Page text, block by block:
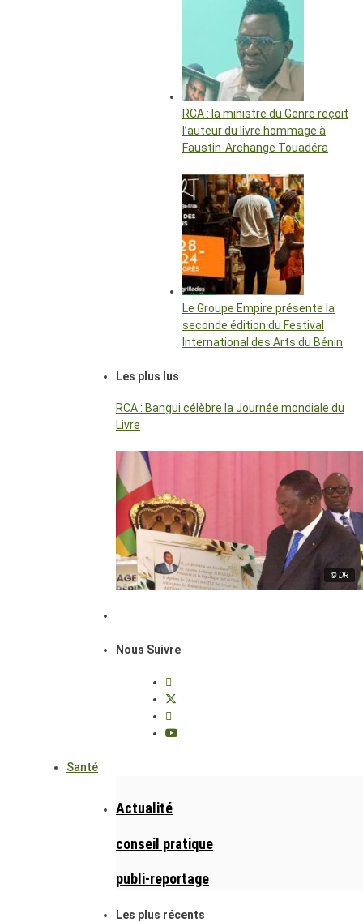
RCA : la ministre du Genre reçoit
l’auteur du livre hommage à
Faustin-Archange Touadéra
Le Groupe Empire présente la
seconde édition du Festival
International des Arts du Bénin
Les plus lus
RCA : Bangui célèbre la Journée mondiale du
Livre
© DR
Nous Suivre
Santé
Actualité
conseil pratique
publi-reportage
Les plus récents